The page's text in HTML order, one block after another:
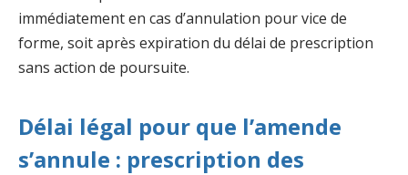
immédiatement en cas d’annulation pour vice de
forme, soit après expiration du délai de prescription
sans action de poursuite.
Délai légal pour que l’amende
s’annule : prescription des